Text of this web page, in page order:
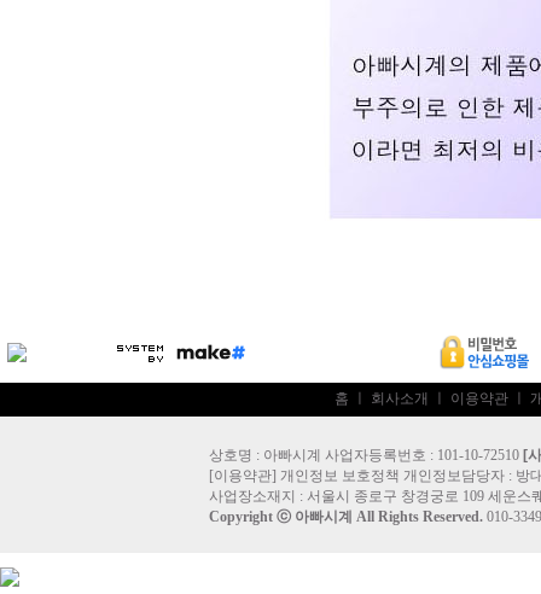
홈 회사소개 이용약관
상호명 : 아빠시계 사업자등록번호 : 101-10-72510 [
[이용약관] 개인정보 보호정책 개인정보담당자 : 방
사업장소재지 : 서울시 종로구 창경궁로 109 세운스
Copyright ⓒ 아빠시계 All Rights Reserved. 010-